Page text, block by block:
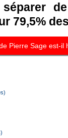
79,5%
Pierre Sage est-il